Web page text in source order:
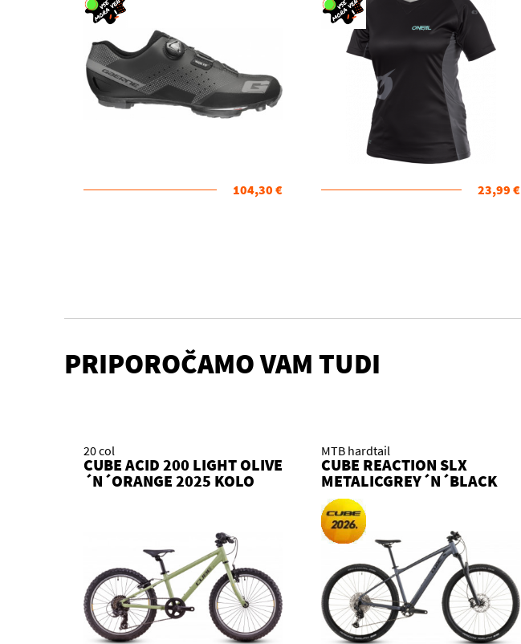
104,30 € 23,99 €
PRIPOROČAMO VAM TUDI
20 col
CUBE ACID 200 LIGHT OLIVE
´N´ORANGE 2025 KOLO
MTB hardtail
CUBE REACTION SLX
METALICGREY´N´BLACK
2026 KOLO